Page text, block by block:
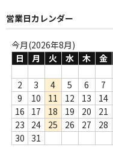
Webのみ no.1
Webのみ no.2
Webのみ no.4
売り切れ
Help
営業日カレンダー
今月(2026年8月)
日
月 火 水 木 金
2
3 4 5 6 7
9
10 11 12 13 14
16
17 18 19 20 21
23
24 25 26 27 28
30
31